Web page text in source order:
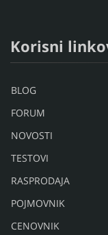
Korisni
BLOG
FORUM
NOVOSTI
TESTOVI
RASPRODAJA
POJMOVNIK
CENOVNIK